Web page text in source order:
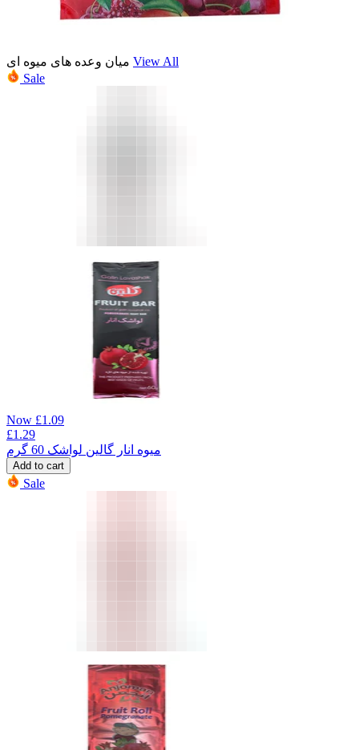
میان وعده های میوه ای View All
Sale
Now £1.09
£1.29
میوه انار گالین لواشک 60 گرم
Add to cart
Sale